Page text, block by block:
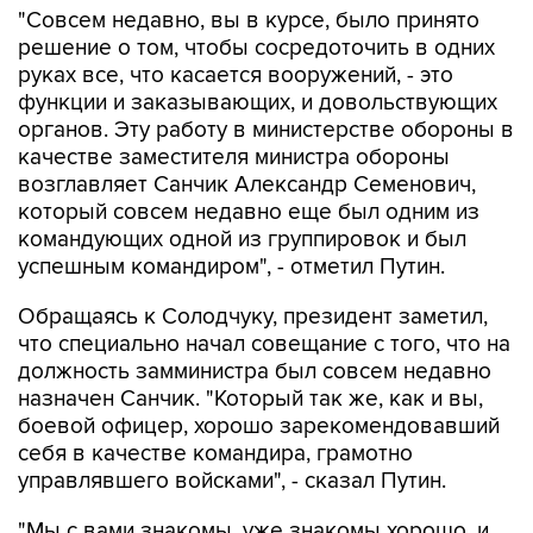
руках все, что касается вооружений, - это
функции и заказывающих, и довольствующих
органов. Эту работу в министерстве обороны в
качестве заместителя министра обороны
возглавляет Санчик Александр Семенович,
который совсем недавно еще был одним из
командующих одной из группировок и был
успешным командиром", - отметил Путин.
Обращаясь к Солодчуку, президент заметил,
должность замминистра был совсем недавно
назначен Санчик. "Который так же, как и вы,
боевой офицер, хорошо зарекомендовавший
себя в качестве командира, грамотно
управлявшего войсками", - сказал Путин.
"Мы с вами знакомы, уже знакомы хорошо, и,